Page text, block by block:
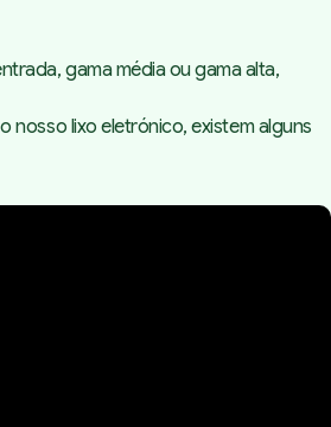
gama média ou gama alta,
nosso lixo eletrónico, existem alguns